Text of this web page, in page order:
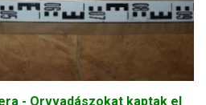
- Orvvadászokat kaptak el